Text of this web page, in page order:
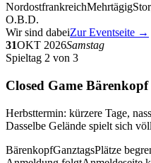
NordostfrankreichMehrtägig
O.B.D.
Wir sind dabeiZur Eventseite →
31OKT 2026Samstag
Spieltag 2 von 3
Closed Game
Herbsttermin: kürzere Tage,
Dasselbe Gelände spielt sich
BärenkopfGanztagsPlätze